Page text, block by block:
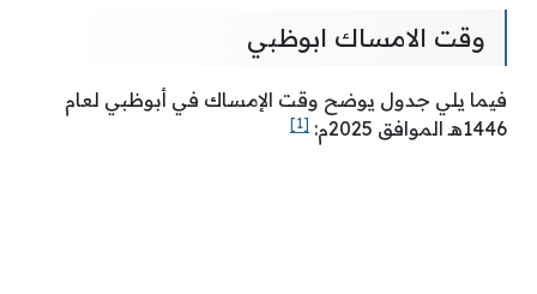
وقت الامساك ابوظبي
فيما يلي جدول يوضح وقت الإمساك في أبوظبي لعام
1446هـ الموافق 2025م:
[1]